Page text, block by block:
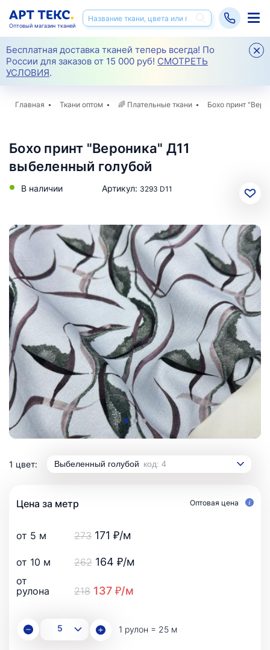
Бесплатная доставка тканей теперь всегда! По
России для заказов от 15 000 руб! СМОТРЕТЬ
УСЛОВИЯ.
Оптовый магазин тканей
Главная Ткани оптом 🌈 Плательные ткани Бохо принт
Бохо принт "Вероника" Д11
выбеленный голубой
В наличии Артикул: 3293 D11
1 цвет: Выбеленный голубой код: 4
Цена за метр Оптовая цена
от 5 м 273 171 ₽/м
от 10 м 262 164 ₽/м
от
рулона
218 137 ₽/м
1 рулон = 25 м